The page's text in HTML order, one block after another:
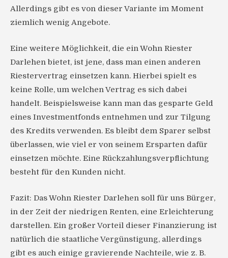
Allerdings gibt es von dieser Variante im Moment
ziemlich wenig Angebote.
Eine weitere Möglichkeit, die ein Wohn Riester
Darlehen bietet, ist jene, dass man einen anderen
Riestervertrag einsetzen kann. Hierbei spielt es
keine Rolle, um welchen Vertrag es sich dabei
handelt. Beispielsweise kann man das gesparte Geld
eines Investmentfonds entnehmen und zur Tilgung
des Kredits verwenden. Es bleibt dem Sparer selbst
überlassen, wie viel er von seinem Ersparten dafür
einsetzen möchte. Eine Rückzahlungsverpflichtung
besteht für den Kunden nicht.
Fazit: Das Wohn Riester Darlehen soll für uns Bürger,
in der Zeit der niedrigen Renten, eine Erleichterung
darstellen. Ein großer Vorteil dieser Finanzierung ist
natürlich die staatliche Vergünstigung, allerdings
gibt es auch einige gravierende Nachteile, wie z. B.